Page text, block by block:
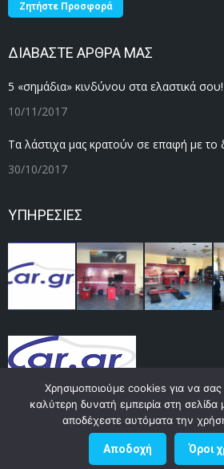
Ζητήστε Προσφορά
ΔΙΑΒΑΣΤΕ ΑΡΘΡΑ ΜΑΣ
5 «σημάδια» κινδύνου στα ελαστικά σου!
10/11/2017
Τα λάστιχα μας κρατούν σε επαφή με το
30/10/2017
ΥΠΗΡΕΣΙΕΣ
elastika-staikos.gr © 2017 by
Χρησιμοποιούμε cookies για να
καλύτερη δυνατή εμπειρία στη
αποδέχεστε αυτόματα την
Αποδοχή Όροι